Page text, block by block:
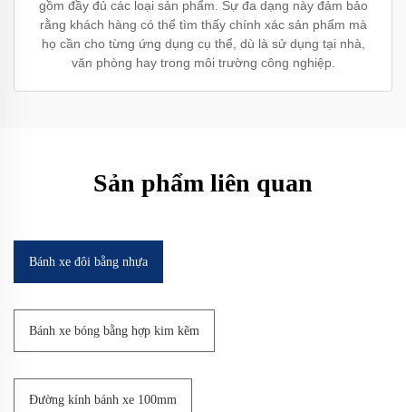
gồm đầy đủ các loại sản phẩm. Sự đa dạng này đảm bảo
rằng khách hàng có thể tìm thấy chính xác sản phẩm mà
họ cần cho từng ứng dụng cụ thể, dù là sử dụng tại nhà,
văn phòng hay trong môi trường công nghiệp.
Sản phẩm liên quan
Bánh xe đôi bằng nhựa
Bánh xe bóng bằng hợp kim kẽm
Đường kính bánh xe 100mm